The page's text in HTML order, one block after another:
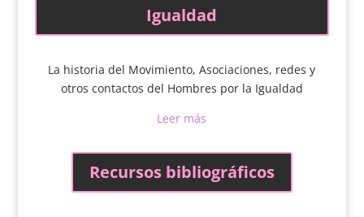
Igualdad
La historia del Movimiento, Asociaciones, redes y
otros contactos del Hombres por la Igualdad
Leer más
Recursos bibliográficos